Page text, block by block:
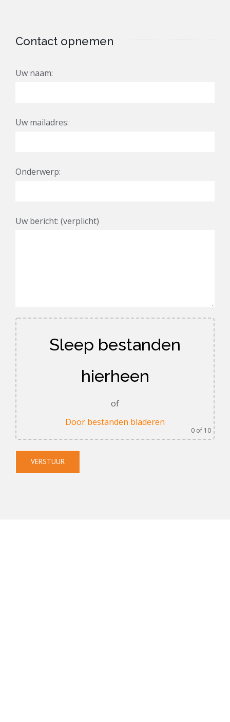
Contact opnemen
Uw naam:
Uw mailadres:
Onderwerp:
Uw bericht: (verplicht)
Sleep bestanden
hierheen
of
Door bestanden bladeren
0 of 10